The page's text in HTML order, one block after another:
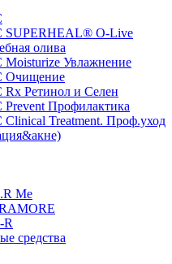
SUPERHEAL® O-Live
олива
Moisturize Увлажнение
Очищение
Rx Ретинол и Селен
Профилактика
Treatment. Проф.уход
Me
R
средства